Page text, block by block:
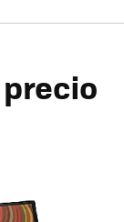
precio